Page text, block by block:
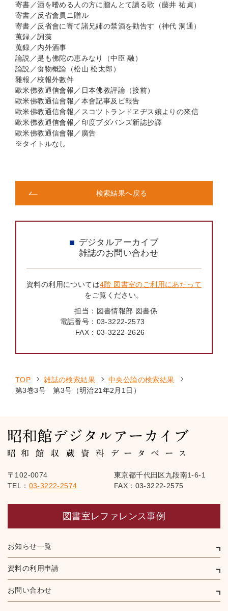
寄書／酒を嗜める人の方に贈んとて讀る歌（藤井 祐貞）
寄書／反省會員ニ贈ル
寄書／反省會に寄て諸兄姉の禁酒を勸告す（神代 洞通）
蒐録／詞藻
蒐録／内外酒事
論説／是も佛陀の恵みなり（中臣 融）
論説／食物概論（松山 松太郎）
雜報／校報外數件
歐米佛教通信會報／日本佛教評論（接前）
歐米佛教通信會報／本會記事及ビ報告
歐米佛教通信會報／スコツトランドヱヂス孃よりの來信
歐米佛教通信會報／印度ブダバンズ新誌抄譯
歐米佛教通信會報／廣告
※タイトルなし
検索結果へ戻る
デジタルアーカイブ
雑誌のお問い合わせ
資料の利用については4階 図書室のご利用にあたって
をご覧ください。
担当： 図書情報部 図書係
電話番号： 03-3222-2573
FAX： 03-3222-2626
TOP 雑誌の検索結果
中央公論の検索結果
第3巻3号 第3号（明治21年2月1日）
〒102-0074
東京都千代田区九段南1-6-1
TEL： 03-3222-2574 FAX：03-3222-2575
図書室レファレンス事例
お知らせ一覧
資料の利用申請
お問い合わせ